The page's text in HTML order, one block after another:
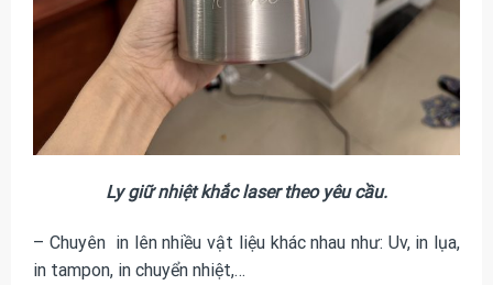
Ly giữ nhiệt khắc laser theo yêu cầu.
– Chuyên in lên nhiều vật liệu khác nhau như: Uv, in lụa,
in tampon, in chuyển nhiệt,…